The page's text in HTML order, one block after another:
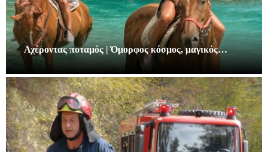
Αχέροντας ποταμός | Όμορφος κόσμος, μαγικός…